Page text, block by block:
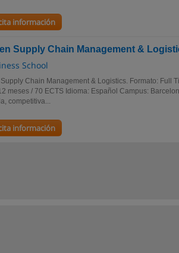
información
Supply Chain Management &
School
Supply Chain Management & Logistics. Formato: Full
meses / 70 ECTS Idioma: Español Campus:
competitiva...
información